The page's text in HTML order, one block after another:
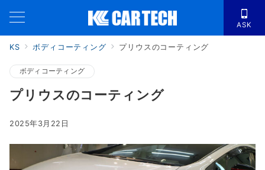
ASK
KS ボディコーティング プリウスのコーティング
ボディコーティング
プリウスのコーティング
2025年3月22日